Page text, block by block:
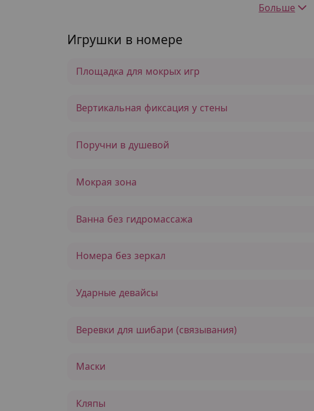
Больше
Игрушки в номере
Площадка для мокрых игр
Вертикальная фиксация у стены
Поручни в душевой
Мокрая зона
Ванна без гидромассажа
Номера без зеркал
Ударные девайсы
Веревки для шибари (связывания)
Маски
Кляпы